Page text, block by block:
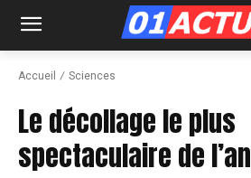
Accueil Sciences
Le décollage le plus
spectaculaire de